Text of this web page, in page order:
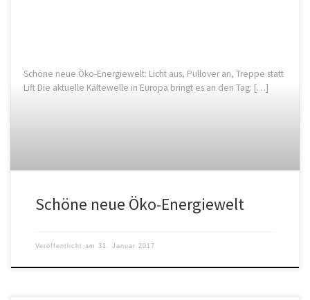
Schöne neue Öko-Energiewelt: Licht aus, Pullover an, Treppe statt
Lift Die aktuelle Kältewelle in Europa bringt es an den Tag: […]
Schöne neue Öko-Energiewelt
Veröffentlicht am 31. Januar 2017